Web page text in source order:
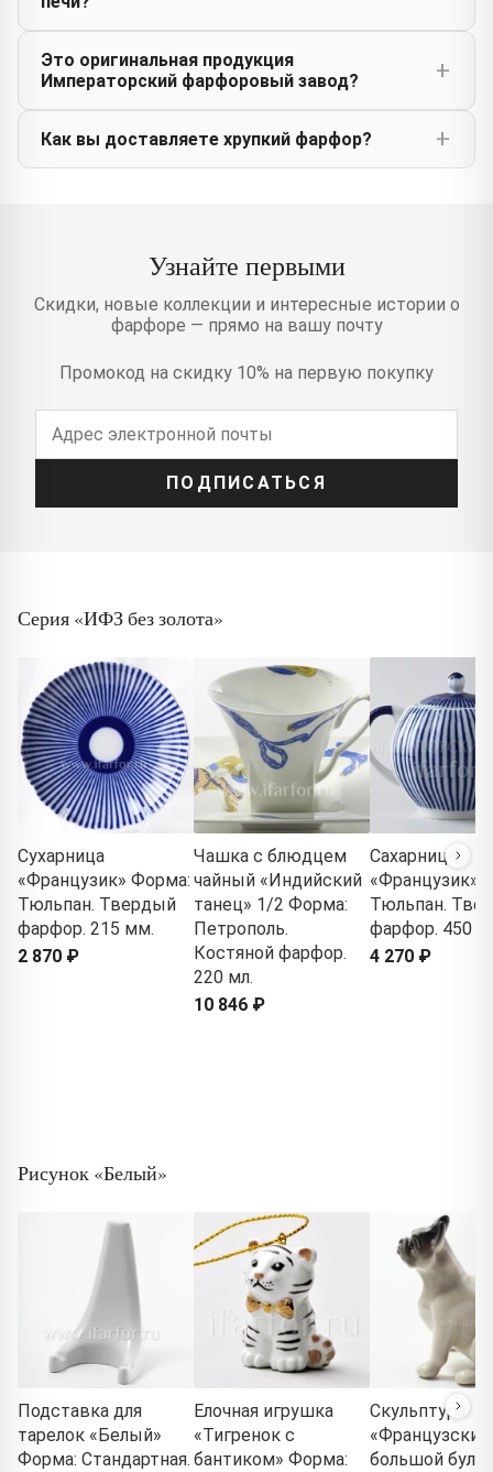
Это оригинальная продукция
Императорский фарфоровый завод?
Как вы доставляете хрупкий фарфор?
Узнайте первыми
Скидки, новые коллекции и интересные истории о
фарфоре — прямо на вашу почту
Промокод на скидку 10% на первую покупку
ПОДПИСАТЬСЯ
Серия «ИФЗ без золота»
Сухарница
«Французик» Форма:
Тюльпан. Твердый
фарфор. 215 мм.
2 870 ₽
Чашка с блюдцем
чайный «Индийский
танец» 1/2 Форма:
Петрополь.
Костяной фарфор.
220 мл.
10 846 ₽
Сахарница
«Французик»
Тюльпан.
фарфор. 450
4 270 ₽
Рисунок «Белый»
Подставка для
тарелок «Белый»
Форма: Стандартная.
Елочная игрушка
«Тигренок с
бантиком» Форма:
Скульптура
«Французский
большой